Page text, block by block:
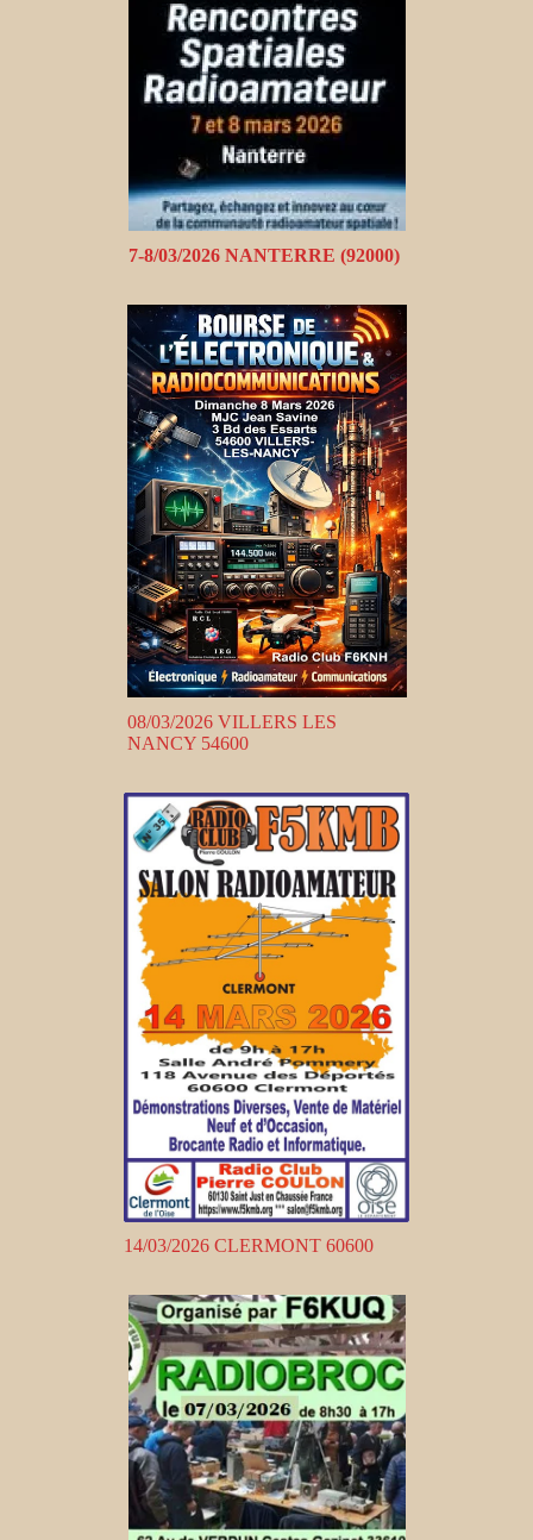
7-8/03/2026 NANTERRE (92000)
08/03/2026 VILLERS LES
NANCY 54600
14/03/2026 CLERMONT 60600